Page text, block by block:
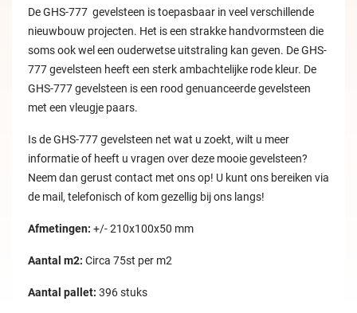
De GHS-777 gevelsteen is toepasbaar in veel verschillende
nieuwbouw projecten. Het is een strakke handvormsteen die
soms ook wel een ouderwetse uitstraling kan geven. De GHS-
777 gevelsteen heeft een sterk ambachtelijke rode kleur. De
GHS-777 gevelsteen is een rood genuanceerde gevelsteen
met een vleugje paars.
Is de GHS-777 gevelsteen net wat u zoekt, wilt u meer
informatie of heeft u vragen over deze mooie gevelsteen?
Neem dan gerust contact met ons op! U kunt ons bereiken via
de mail, telefonisch of kom gezellig bij ons langs!
Afmetingen: +/- 210x100x50 mm
Aantal m2: Circa 75st per m2
Aantal pallet: 396 stuks